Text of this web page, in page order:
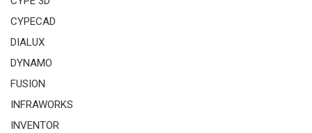
CYPECAD
DIALUX
DYNAMO
FUSION
INFRAWORKS
INVENTOR